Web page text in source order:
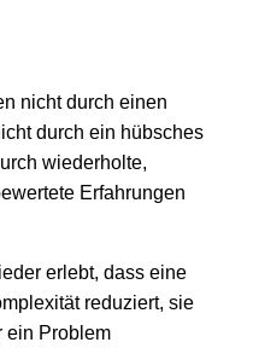
nicht durch einen
durch ein hübsches
wiederholte,
Erfahrungen
erlebt, dass eine
reduziert, sie
ein Problem